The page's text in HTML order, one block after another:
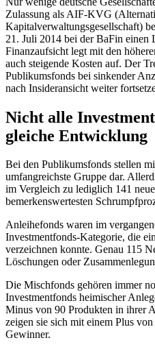
Zulassung als AIF-KVG
Kapitalverwaltungsgesellschaft)
21. Juli 2014 bei der BaFin einen
Finanzaufsicht legt mit den
auch steigende Kosten auf. Der
Publikumsfonds bei sinkender
nach Insideransicht weiter
Nicht alle
gleiche Entwicklung
Bei den Publikumsfonds stellen
umfangreichste Gruppe dar.
im Vergleich zu lediglich 141
bemerkenswertesten
Anleihefonds waren im
Investmentfonds-Kategorie, die
verzeichnen konnte. Genau 115
Löschungen oder
Die Mischfonds gehören immer
Investmentfonds heimischer
Minus von 90 Produkten in ihrer
zeigen sie sich mit einem Plus
Gewinner.